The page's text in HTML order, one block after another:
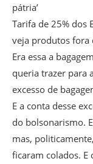
pátria’
Tarifa de 25% dos
veja produtos fora
Era essa a
queria trazer para
excesso de
E a conta desse
do bolsonarismo.
mas,
ficaram colados.